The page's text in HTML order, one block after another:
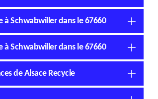
à Schwabwiller dans le 67660
à Schwabwiller dans le 67660
de Alsace Recycle